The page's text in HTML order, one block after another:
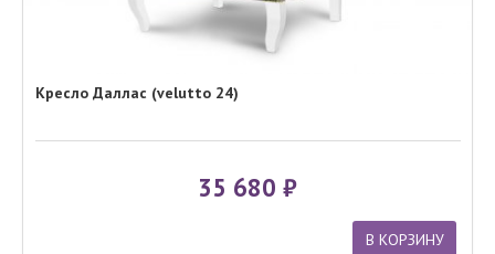
Кресло Даллас (velutto 24)
35 680
В КОРЗИНУ